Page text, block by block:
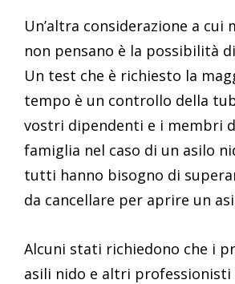
Un’altra considerazione a cui
non pensano è la possibilità
Un test che è richiesto la
tempo è un controllo della
vostri dipendenti e i membri
famiglia nel caso di un asilo
tutti hanno bisogno di
da cancellare per aprire un
Alcuni stati richiedono che i
asili nido e altri professionisti